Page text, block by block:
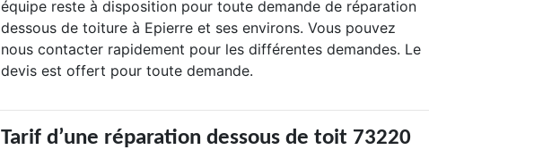
équipe reste à disposition pour toute demande de réparation
dessous de toiture à Epierre et ses environs. Vous pouvez
nous contacter rapidement pour les différentes demandes. Le
devis est offert pour toute demande.
Tarif d’une réparation dessous de toit 73220